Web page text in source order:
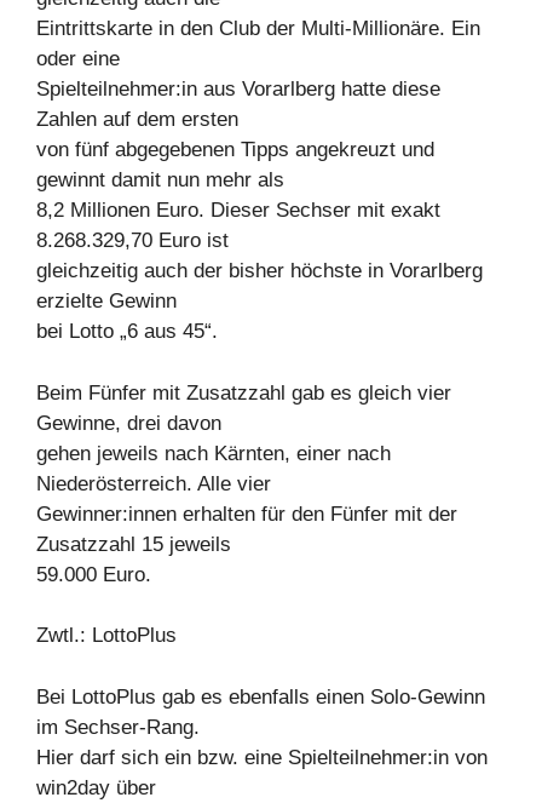
Eintrittskarte in den Club der Multi-Millionäre. Ein
oder eine
Spielteilnehmer:in aus Vorarlberg hatte diese
Zahlen auf dem ersten
von fünf abgegebenen Tipps angekreuzt und
gewinnt damit nun mehr als
8,2 Millionen Euro. Dieser Sechser mit exakt
8.268.329,70 Euro ist
gleichzeitig auch der bisher höchste in Vorarlberg
erzielte Gewinn
bei Lotto „6 aus 45“.
Beim Fünfer mit Zusatzzahl gab es gleich vier
Gewinne, drei davon
gehen jeweils nach Kärnten, einer nach
Niederösterreich. Alle vier
Gewinner:innen erhalten für den Fünfer mit der
Zusatzzahl 15 jeweils
59.000 Euro.
Zwtl.: LottoPlus
Bei LottoPlus gab es ebenfalls einen Solo-Gewinn
im Sechser-Rang.
Hier darf sich ein bzw. eine Spielteilnehmer:in von
win2day über